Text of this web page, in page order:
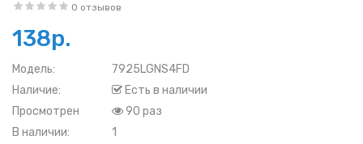
0 отзывов
138р.
Модель:
7925LGNS4FD
Наличие:
Есть в наличии
Просмотрен
90 раз
В наличии:
1